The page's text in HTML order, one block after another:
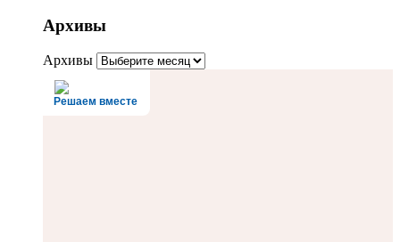
Архивы
Архивы
Решаем вместе